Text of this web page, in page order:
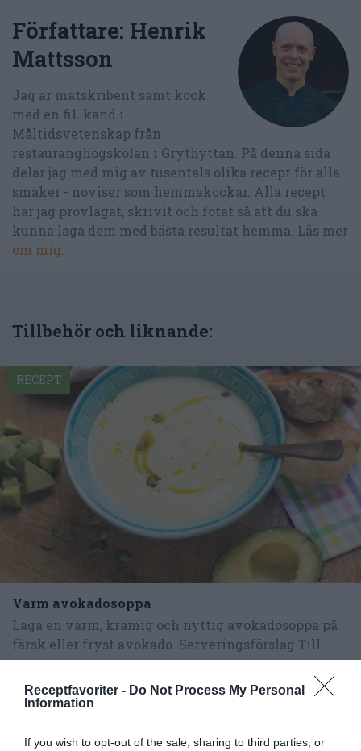
Receptfavoriter - Do Not Process My Personal
Information
If you wish to opt-out of the sale, sharing to third parties, or
Författare: Henrik
Mattsson
Jag är matskribent samt kock
med en fil. kand i
Måltidsvetenskap från
restauranghögskolan i Grythyttan. På denna sida
delar jag med mig av tusentals olika recept för alla
smaker - noviser som hemmakockar. Alla recept
har jag provlagat, skrivit och fotat så att du ska
kunna laga dem med bästa resultat hemma. Läs mer
om mig.
Tillbehör och liknande:
Varm avokadosoppa
Laga en varm, krämig och nyttig avokadosoppa på
färsk eller fryst avokado. Serveringsförslag Till...
RECEPT